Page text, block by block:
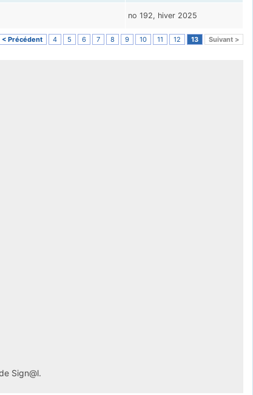
no 192, hiver 2025
< Précédent 4 5 6 7 8 9 10 11 12 13 Suivant >
Sign@l.